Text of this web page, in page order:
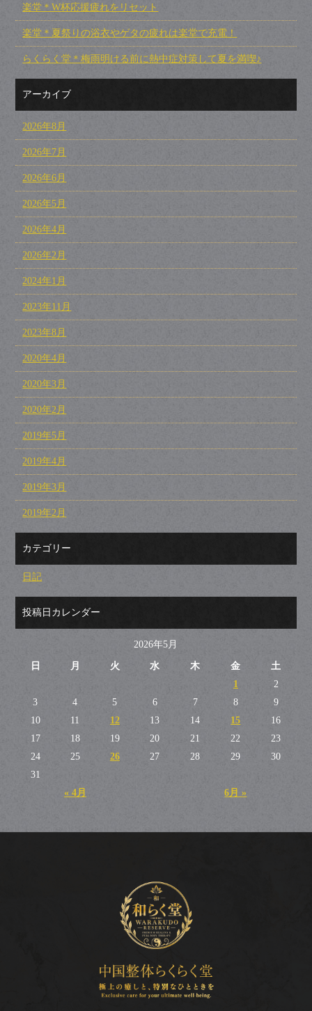
楽堂＊W杯応援疲れをリセット
楽堂＊夏祭りの浴衣やゲタの疲れは楽堂で充電！
らくらく堂＊梅雨明ける前に熱中症対策して夏を満喫♪
アーカイブ
2026年8月
2026年7月
2026年6月
2026年5月
2026年4月
2026年2月
2024年1月
2023年11月
2023年8月
2020年4月
2020年3月
2020年2月
2019年5月
2019年4月
2019年3月
2019年2月
カテゴリー
日記
投稿日カレンダー
2026年5月
日 月 火 水 木 金 土
« 4月 6月 »
1
2
3
4 5 6 7 8
9
10
11 12 13 14 15
16
17
18 19 20 21 22
23
24
25 26 27 28 29
30
31